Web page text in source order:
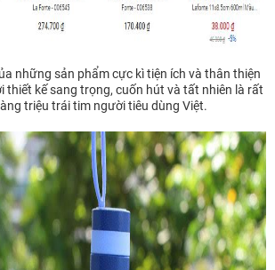
những sản phẩm cực kì tiện ích và thân thiện
thiết kế sang trọng, cuốn hút và tất nhiên là rất
triệu trái tim người tiêu dùng Việt.